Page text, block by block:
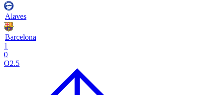
Alaves
Barcelona
1
0
O2.5